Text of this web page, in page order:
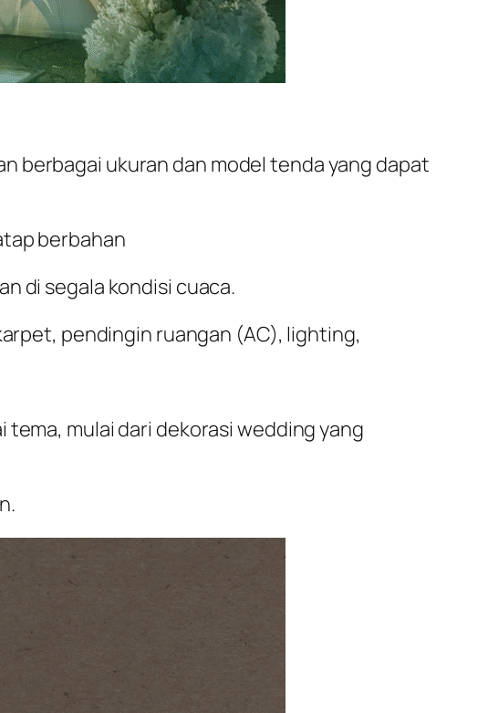
berbagai ukuran dan model tenda yang dapat
berbahan
di segala kondisi cuaca.
pendingin ruangan (AC), lighting,
tema, mulai dari dekorasi wedding yang